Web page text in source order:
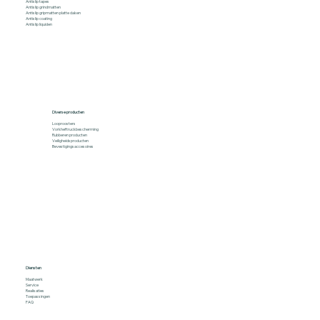
Antislip tapes
Antislip grindmatten
Antislip gripmatten platte daken
Antislip coating
Antislip liquiden
Diverse producten
Looproosters
Vorkheftruckbescherming
Rubberen producten
Veiligheidsproducten
Bevestigingsaccesoires
Diensten
Maatwerk
Service
Realisaties
Toepassingen
FAQ